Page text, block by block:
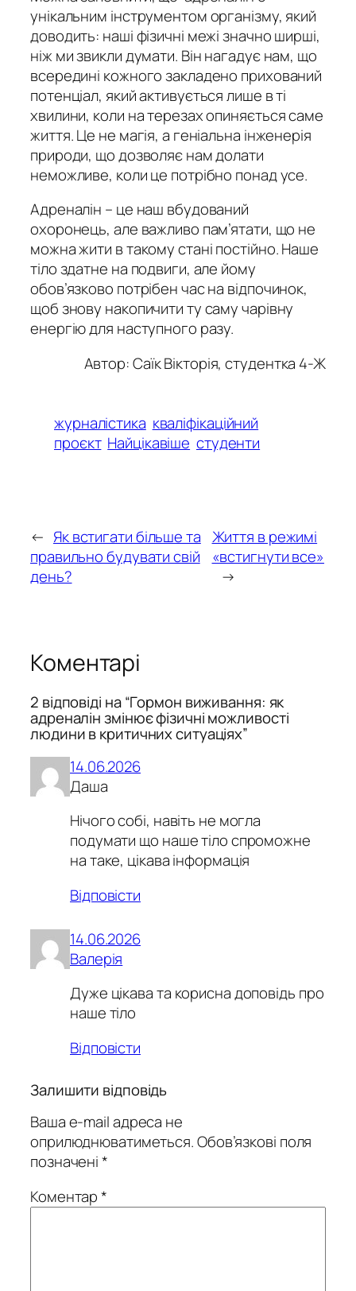
унікальним інструментом організму, який
доводить: наші фізичні межі значно ширші,
ніж ми звикли думати. Він нагадує нам, що
всередині кожного закладено прихований
потенціал, який активується лише в ті
хвилини, коли на терезах опиняється саме
життя. Це не магія, а геніальна інженерія
природи, що дозволяє нам долати
неможливе, коли це потрібно понад усе.
Адреналін – це наш вбудований
охоронець, але важливо пам’ятати, що не
можна жити в такому стані постійно. Наше
тіло здатне на подвиги, але йому
обов’язково потрібен час на відпочинок,
щоб знову накопичити ту саму чарівну
енергію для наступного разу.
Автор: Саїк Вікторія, студентка 4-Ж
журналістика кваліфікаційний
проєкт Найцікавіше студенти
← Як встигати більше та
правильно будувати свій
день?
Життя в режимі
«встигнути все»
→
Коментарі
2 відповіді на “Гормон виживання: як
адреналін змінює фізичні можливості
людини в критичних ситуаціях”
14.06.2026
Даша
Нічого собі, навіть не могла
подумати що наше тіло спроможне
на таке, цікава інформація
Відповісти
14.06.2026
Валерія
Дуже цікава та корисна доповідь про
наше тіло
Відповісти
Залишити відповідь
Ваша e-mail адреса не
оприлюднюватиметься.Обов’язкові поля
позначені*
Коментар*